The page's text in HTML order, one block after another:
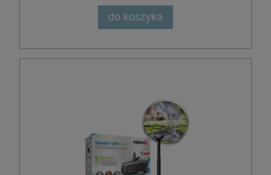
do koszyka